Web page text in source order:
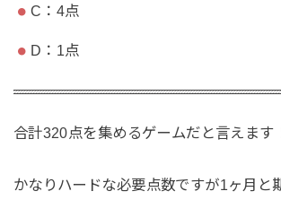
C：4点
D：1点
合計320点を集めるゲームだと言えます
かなりハードな必要点数ですが1ヶ月と